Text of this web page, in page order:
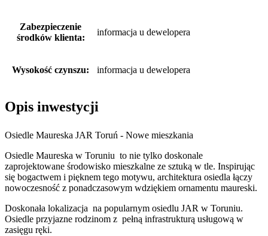
Zabezpieczenie
środków klienta:
informacja u dewelopera
Wysokość czynszu: informacja u dewelopera
Opis inwestycji
Osiedle Maureska JAR Toruń - Nowe mieszkania
Osiedle Maureska w Toruniu to nie tylko doskonale
zaprojektowane środowisko mieszkalne ze sztuką w tle. Inspirując
się bogactwem i pięknem tego motywu, architektura osiedla łączy
nowoczesność z ponadczasowym wdziękiem ornamentu maureski.
Doskonała lokalizacja na popularnym osiedlu JAR w Toruniu.
Osiedle przyjazne rodzinom z pełną infrastrukturą usługową w
zasięgu ręki.